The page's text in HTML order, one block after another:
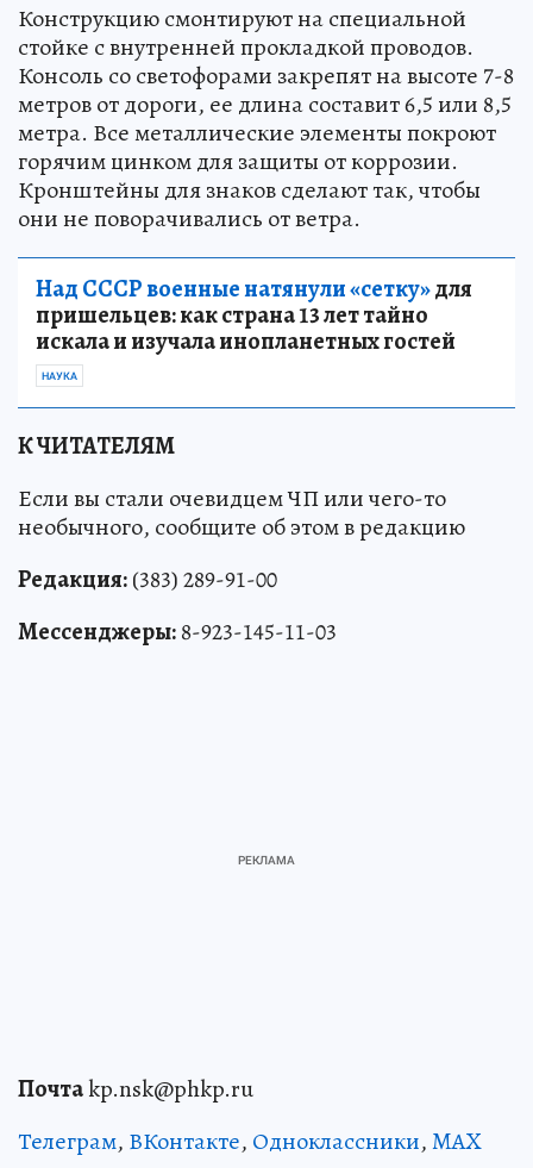
Конструкцию смонтируют на специальной
стойке с внутренней прокладкой проводов.
Консоль со светофорами закрепят на высоте 7-8
метров от дороги, ее длина составит 6,5 или 8,5
метра. Все металлические элементы покроют
горячим цинком для защиты от коррозии.
Кронштейны для знаков сделают так, чтобы
они не поворачивались от ветра.
Над СССР военные натянули «сетку»для
пришельцев: как страна 13 лет тайно
искала и изучала инопланетных гостей
НАУКА
К ЧИТАТЕЛЯМ
Если вы стали очевидцем ЧП или чего-то
необычного, сообщите об этом в редакцию
Редакция:(383) 289-91-00
Мессенджеры:8-923-145-11-03
Почтаkp.nsk@phkp.ru
Телеграм, ВКонтакте, Одноклассники,MAX